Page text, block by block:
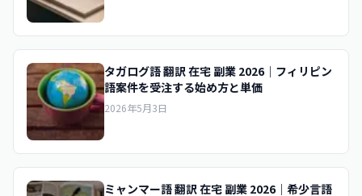
タガログ語 翻訳 在宅 副業 2026｜フィリピン
語案件を受注する始め方と単価
2026年5月3日
ミャンマー語 翻訳 在宅 副業 2026｜希少言語